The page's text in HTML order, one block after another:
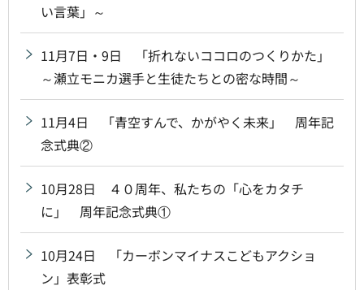
い言葉」～
11月7日・9日 「折れないココロのつくりかた」
～瀬立モニカ選手と生徒たちとの密な時間～
11月4日 「青空すんで、かがやく未来」 周年記
念式典②
10月28日 ４０周年、私たちの「心をカタチ
に」 周年記念式典①
10月24日 「カーボンマイナスこどもアクショ
ン」表彰式